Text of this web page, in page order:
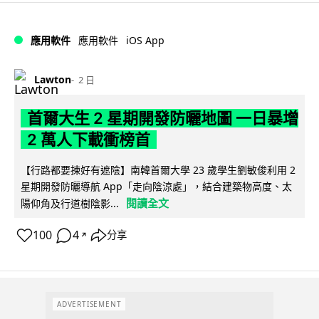
應用軟件 應用軟件 iOS App
Lawton 2 日
首爾大生 2 星期開發防曬地圖 一日暴增
2 萬人下載衝榜首
【行路都要揀好有遮陰】南韓首爾大學 23 歲學生劉敏俊利用 2
星期開發防曬導航 App「走向陰涼處」，結合建築物高度、太
陽仰角及行道樹陰影...
閱讀全文
100 4 ↗ 分享
ADVERTISEMENT